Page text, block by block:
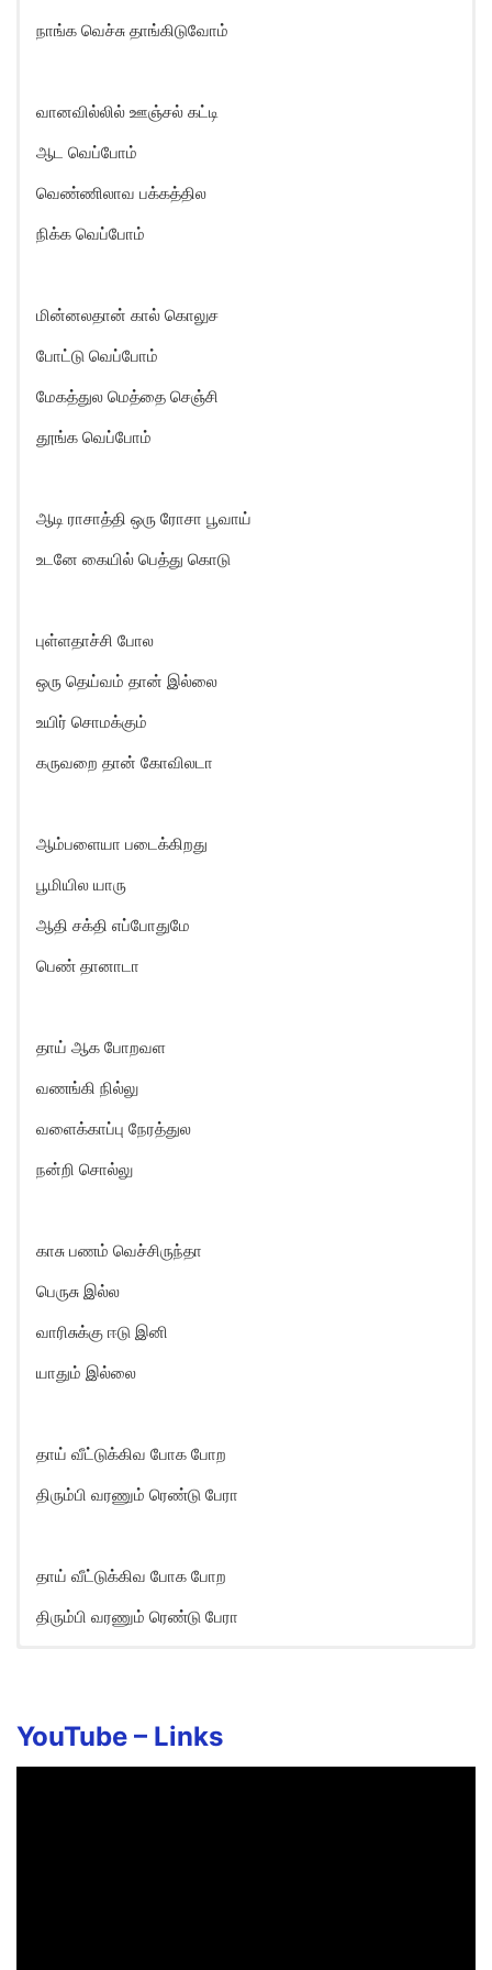
நாங்க வெச்சு தாங்கிடுவோம்
வானவில்லில் ஊஞ்சல் கட்டி
ஆட வெப்போம்
வெண்ணிலாவ பக்கத்தில
நிக்க வெப்போம்
மின்னலதான் கால் கொலுச
போட்டு வெப்போம்
மேகத்துல மெத்தை செஞ்சி
தூங்க வெப்போம்
ஆடி ராசாத்தி ஒரு ரோசா பூவாய்
உடனே கையில் பெத்து கொடு
புள்ளதாச்சி போல
ஒரு தெய்வம் தான் இல்லை
உயிர் சொமக்கும்
கருவறை தான் கோவிலடா
ஆம்பளையா படைக்கிறது
பூமியில யாரு
ஆதி சக்தி எப்போதுமே
பெண் தானாடா
தாய் ஆக போறவள
வணங்கி நில்லு
வளைக்காப்பு நேரத்துல
நன்றி சொல்லு
காசு பணம் வெச்சிருந்தா
பெருசு இல்ல
வாரிசுக்கு ஈடு இனி
யாதும் இல்லை
தாய் வீட்டுக்கிவ போக போற
திரும்பி வரணும் ரெண்டு பேரா
தாய் வீட்டுக்கிவ போக போற
திரும்பி வரணும் ரெண்டு பேரா
Thannaarae Naaray Nanne
Thannaarae Naaray Nanne
YouTube – Links